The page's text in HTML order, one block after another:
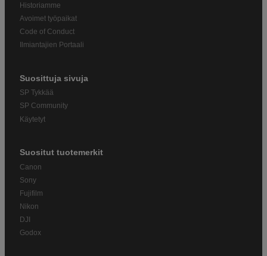
Historiamme
Avoimet työpaikat
Code of Conduct
Ilmiantajien Portaali
Suosittuja sivuja
SP Tykkää
SP Community
Käytetyt
Suositut tuotemerkit
Canon
Sony
Fujifilm
Nikon
DJI
Godox